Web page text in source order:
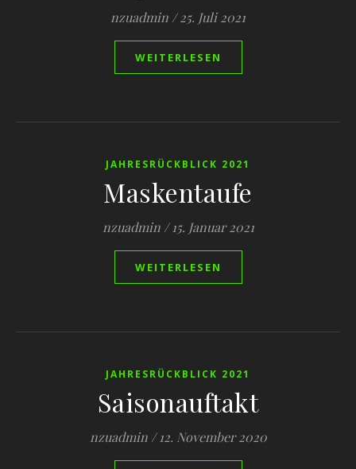
nzuadmin / 25. Juli 2021
WEITERLESEN
JAHRESRÜCKBLICK 2021
Maskentaufe
nzuadmin / 15. Januar 2021
WEITERLESEN
JAHRESRÜCKBLICK 2021
Saisonauftakt
nzuadmin / 12. November 2020